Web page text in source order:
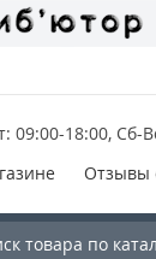
09:00-18:00, Сб-
Отзывы